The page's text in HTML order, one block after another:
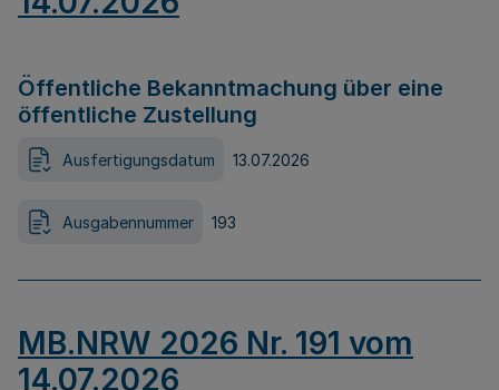
Öffentliche Bekanntmachung über eine
öffentliche Zustellung
Ausfertigungsdatum 13.07.2026
Ausgabennummer 193
MB.NRW 2026 Nr. 191 vom
14.07.2026